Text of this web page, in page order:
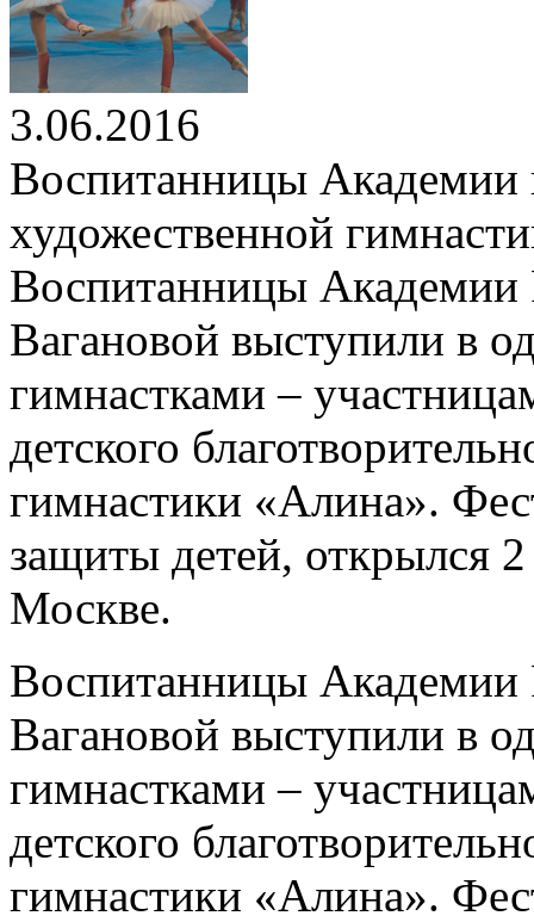
3.06.2016
Воспитанницы Академии
художественной
Воспитанницы Академии
Вагановой выступили в
гимнастками –
детского
гимнастики «Алина».
защиты детей, открылся
Москве.
Воспитанницы Академии
Вагановой выступили в
гимнастками –
детского
гимнастики «Алина».